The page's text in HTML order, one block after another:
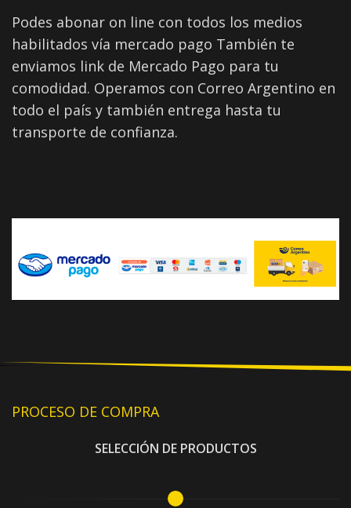
Podes abonar on line con todos los medios
habilitados vía mercado pago También te
enviamos link de Mercado Pago para tu
comodidad. Operamos con Correo Argentino en
todo el país y también entrega hasta tu
transporte de confianza.
PROCESO DE COMPRA
SELECCIÓN DE PRODUCTOS